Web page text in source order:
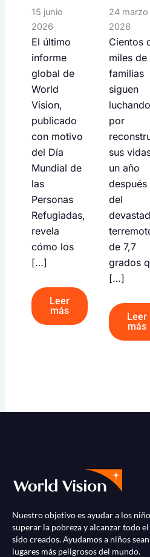
15 junio
2026
El último
informe
global de
World
Vision,
publicado
con motivo
del Día
Mundial de
las
Personas
Refugiadas,
revela
cómo los
[…]
Leer
más
24 marzo
2026
Cientos
miles de
familias
siguen
luchando
por
sus
un año
después
del
de 7,7
grados
[…]
Leer
más
Nuestro objetivo es ayudar a los
superar la pobreza y alcanzar todo
sido creados. Ayudamos a niños
lugares más peligrosos del mundo.